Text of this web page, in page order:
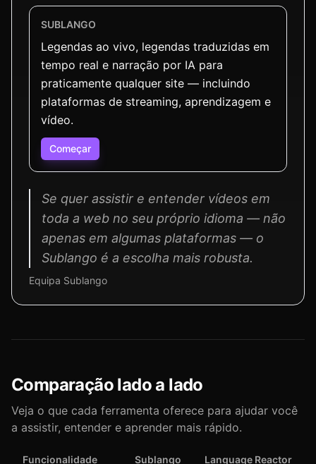
SUBLANGO
Legendas ao vivo, legendas traduzidas em
tempo real e narração por IA para
praticamente qualquer site — incluindo
plataformas de streaming, aprendizagem e
vídeo.
Começar
Se quer assistir e entender vídeos em
toda a web no seu próprio idioma — não
apenas em algumas plataformas — o
Sublango é a escolha mais robusta.
Equipa Sublango
Comparação lado a lado
Veja o que cada ferramenta oferece para ajudar você
a assistir, entender e aprender mais rápido.
Funcionalidade Sublango Language Reactor